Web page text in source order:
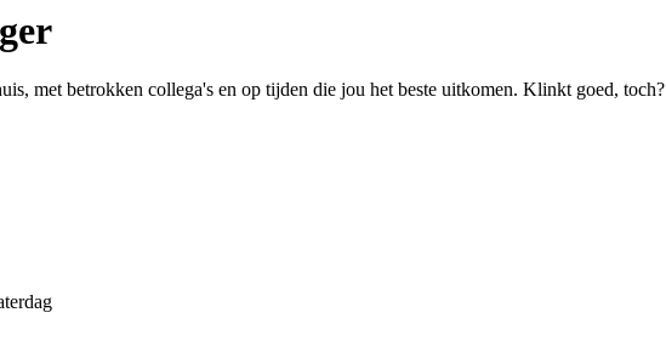
met betrokken collega's en op tijden die jou het beste uitkomen. Klinkt goed, toch?